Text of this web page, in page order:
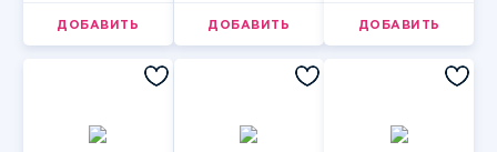
ДОБАВИТЬ ДОБАВИТЬ ДОБАВИТЬ